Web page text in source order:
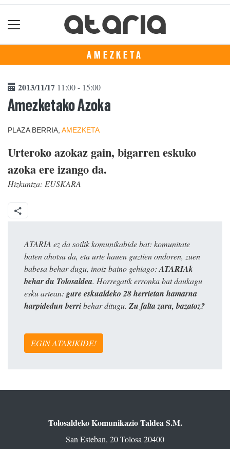
AMEZKETA
2013/11/17 11:00 - 15:00
Amezketako Azoka
PLAZA BERRIA, AMEZKETA
Urteroko azokaz gain, bigarren eskuko
azoka ere izango da.
Hizkuntza: EUSKARA
ATARIA ez da soilik komunikabide bat: komunitate
baten ahotsa da, eta urte hauen guztien ondoren, zuen
babesa behar dugu, inoiz baino gehiago:ATARIAk
behar du Tolosaldea. Horregatik erronka bat daukagu
esku artean: gure eskualdeko 28 herrietan hamarna
harpidedun berribehar ditugu. Zu falta zara, bazatoz?
EGIN ATARIKIDE!
Tolosaldeko Komunikazio Taldea S.M.
San Esteban, 20 Tolosa 20400